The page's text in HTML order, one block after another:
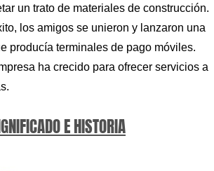
un trato de materiales de construcción.
los amigos se unieron y lanzaron una
producía terminales de pago móviles.
ha crecido para ofrecer servicios a
E HISTORIA